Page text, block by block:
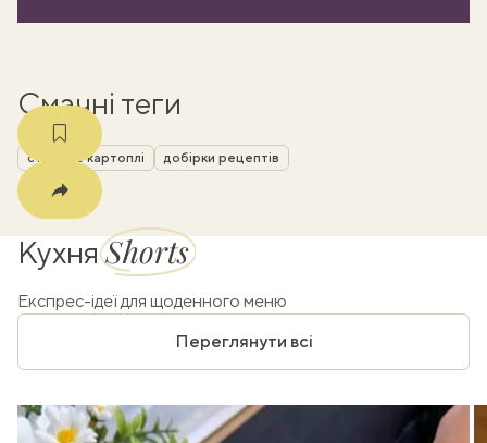
Смачні теги
страви з картоплі добірки рецептів
КухняShorts
Експрес-ідеї для щоденного меню
Переглянути всі